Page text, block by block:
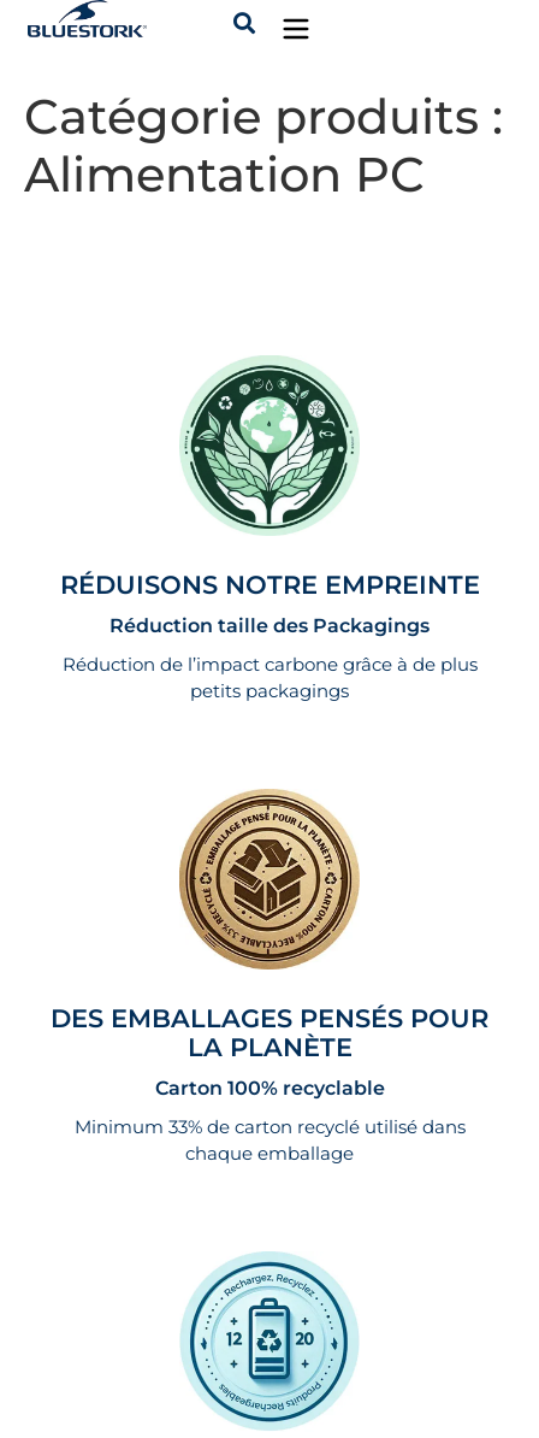
Catégorie produits :
Alimentation PC
RÉDUISONS NOTRE EMPREINTE
Réduction taille des Packagings
Réduction de l’impact carbone grâce à de plus
petits packagings
DES EMBALLAGES PENSÉS POUR
LA PLANÈTE
Carton 100% recyclable
Minimum 33% de carton recyclé utilisé dans
chaque emballage